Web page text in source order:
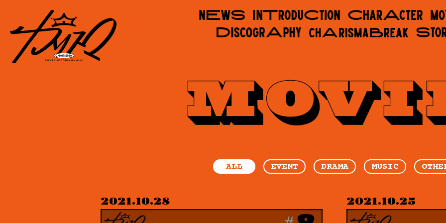
ALL EVENT DRAMA MUSIC
2021.10.28 2021.10.25